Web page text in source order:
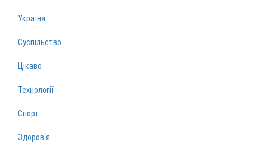
Україна
Суспільство
Цікаво
Технології
Спорт
Здоров‘я